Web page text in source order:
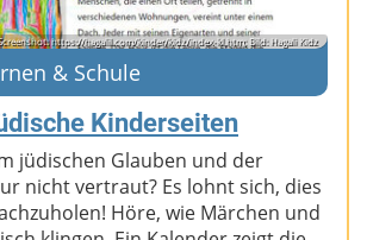
https://hagalil.com/kinder/kidz/index-kl.htm; Bild: Hagali Kidz
& Schule
Kinderseiten
jüdischen Glauben und der
nicht vertraut? Es lohnt sich, dies
Höre, wie Märchen und